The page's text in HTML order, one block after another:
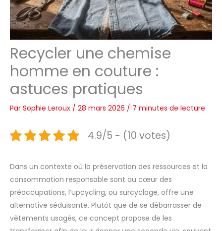
Recycler une chemise
homme en couture :
astuces pratiques
Par Sophie Leroux / 28 mars 2026 / 7 minutes de lecture
4.9/5 - (10 votes)
Dans un contexte où la préservation des ressources et la
consommation responsable sont au cœur des
préoccupations, l’upcycling, ou surcyclage, offre une
alternative séduisante. Plutôt que de se débarrasser de
vêtements usagés, ce concept propose de les